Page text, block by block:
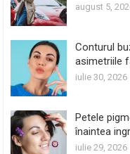
august 5,
Conturul
asimetriile
iulie 30, 2026
Petele
înaintea
iulie 29, 2026